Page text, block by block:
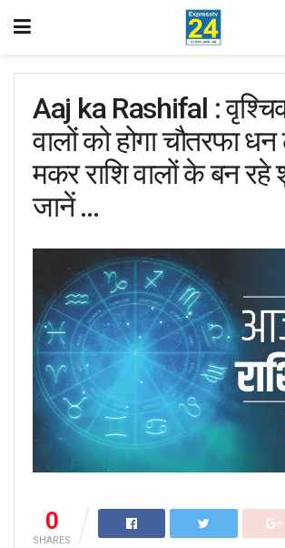
Aaj ka Rashifal :
वालों को होगा चौतरफा
मकर राशि वालों के बन
जानें …
0
SHARES